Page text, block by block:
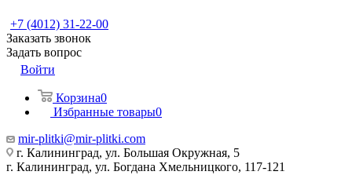
+7 (4012) 31-22-00
Заказать звонок
Задать вопрос
Войти
Корзина0
Избранные товары0
mir-plitki@mir-plitki.com
г. Калининград, ул. Большая Окружная, 5
г. Калининград, ул. Богдана Хмельницкого, 117-121